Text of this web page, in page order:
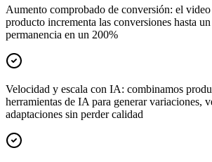
Aumento comprobado de conversión: el video
producto incrementa las conversiones hasta
permanencia en un 200%
Velocidad y escala con IA: combinamos
herramientas de IA para generar variaciones,
adaptaciones sin perder calidad